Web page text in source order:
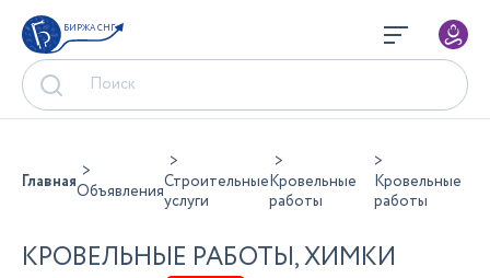
БИРЖА СНГ
ГлавнаяОбъявленияСтроительные
услуги
Кровельные
работы
Кровельные
работы
КРОВЕЛЬНЫЕ РАБОТЫ, ХИМКИ